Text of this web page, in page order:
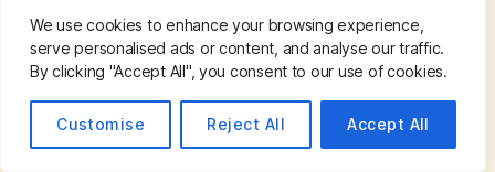
We use cookies to enhance your browsing experience,
serve personalised ads or content, and analyse our traffic.
By clicking "Accept All", you consent to our use of cookies.
Customise Reject All Accept All
le cycle de vie
life cycle
le département / le rayon
/ le service